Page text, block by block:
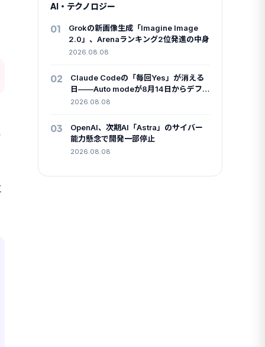
AI・テクノロジー
01
Grokの新画像生成「Imagine Image
2.0」、Arenaランキング2位発進の中身
2026.08.08
02
Claude Codeの「毎回Yes」が消える
日——Auto modeが8月14日からデフ
ォルトになる理由
2026.08.08
03
OpenAI、次期AI「Astra」のサイバー
能力懸念で開発一部停止
2026.08.08